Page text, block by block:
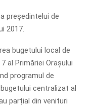
președintelui de
2017.
bugetului local de
al Primăriei Orașului
programul de
centralizat al
parțial din venituri